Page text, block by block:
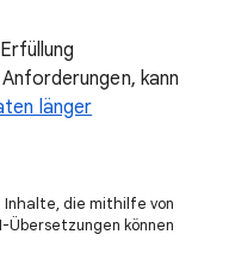
kann
länger
die mithilfe von
Übersetzungen können